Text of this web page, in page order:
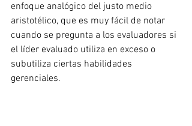
enfoque analógico del justo medio
aristotélico, que es muy fácil de notar
cuando se pregunta a los evaluadores si
el líder evaluado utiliza en exceso o
subutiliza ciertas habilidades
gerenciales.